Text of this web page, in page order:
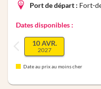
Port de départ : Fort-
Dates disponibles :
10 AVR.
2027
Date au prix au moins cher